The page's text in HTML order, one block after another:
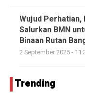
Wujud Perhatian,
Salurkan BMN
Binaan Rutan
2 September 2025 -
Trending